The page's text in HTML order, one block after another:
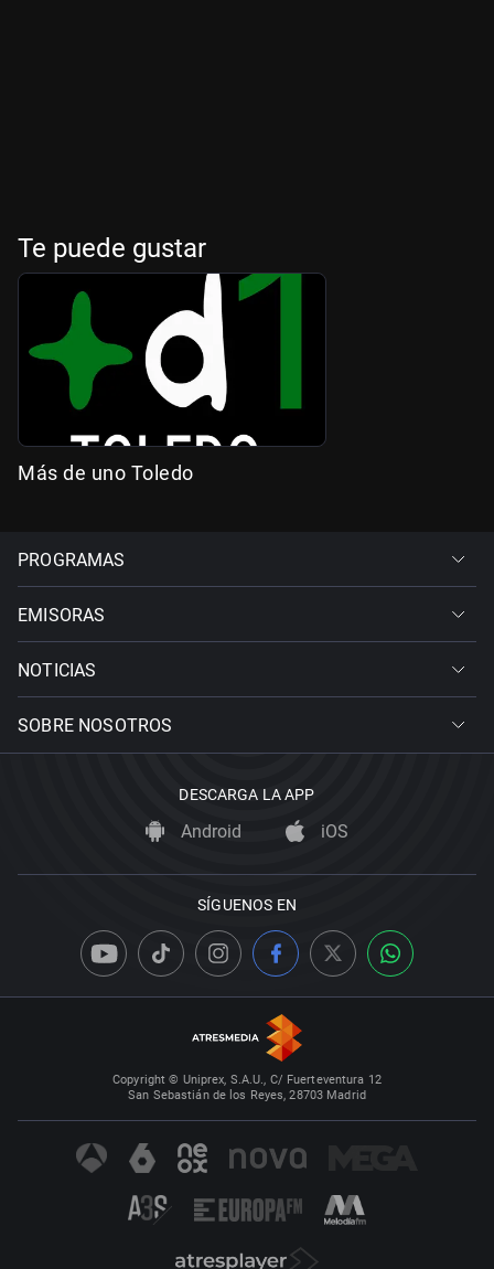
Te puede gustar
Más de uno Toledo
PROGRAMAS
EMISORAS
NOTICIAS
SOBRE NOSOTROS
DESCARGA LA APP
Android iOS
SÍGUENOS EN
Copyright © Uniprex, S.A.U., C/ Fuerteventura 12
San Sebastián de los Reyes, 28703 Madrid